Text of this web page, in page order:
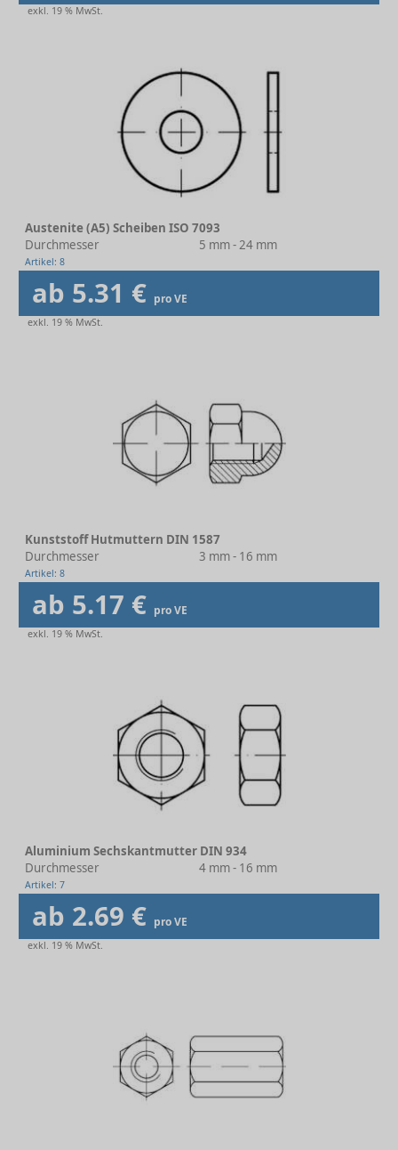
exkl. 19 % MwSt.
Austenite (A5) Scheiben ISO 7093
Durchmesser
5 mm - 24 mm
Artikel: 8
ab 5.31 € pro VE
exkl. 19 % MwSt.
Kunststoff Hutmuttern DIN 1587
Durchmesser
3 mm - 16 mm
Artikel: 8
ab 5.17 € pro VE
exkl. 19 % MwSt.
Aluminium Sechskantmutter DIN 934
Durchmesser
4 mm - 16 mm
Artikel: 7
ab 2.69 € pro VE
exkl. 19 % MwSt.